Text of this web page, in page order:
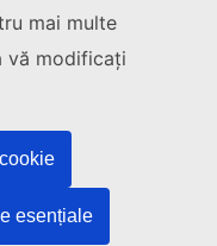
mai multe
vă modificați
esențiale